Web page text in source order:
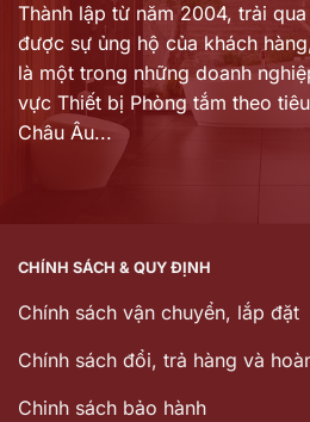
Thành lập từ năm 2004, trải
được sự ủng hộ của khách
là một trong những doanh
vực Thiết bị Phòng tắm theo
Châu Âu...
CHÍNH SÁCH & QUY ĐỊNH
Chính sách vận chuyển, lắp đặt
Chính sách đổi, trả hàng và
Chinh sách bảo hành